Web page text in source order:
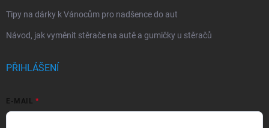
Tipy na dárky k Vánocům pro nadšence do aut
Návod, jak vyměnit stěrače na autě a gumičky u stěračů
PŘIHLÁŠENÍ
E-MAIL